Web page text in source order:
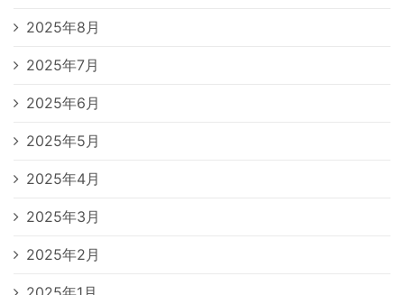
2025年8月
2025年7月
2025年6月
2025年5月
2025年4月
2025年3月
2025年2月